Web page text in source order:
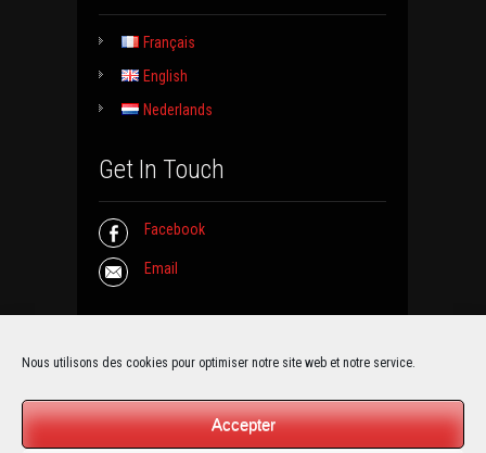
Nous utilisons des cookies pour optimiser notre site web et notre service.
Accepter
Français
English
Nederlands
Get In Touch
Facebook
Email
La Grange de Froidmont
Rue de Jemeppe 50